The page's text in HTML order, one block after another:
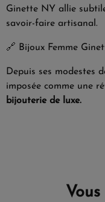
Ginette NY allie
savoir-faire artisanal.
🔗 Bijoux Femme
Depuis ses modestes
imposée comme une
bijouterie de luxe.